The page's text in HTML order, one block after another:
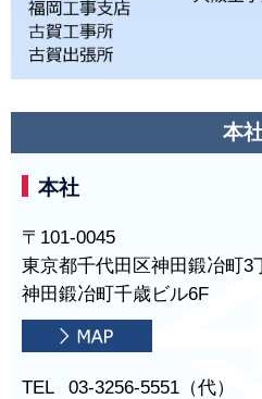
本
本社
〒101-0045
東京都千代田区神田鍛冶町3
神田鍛冶町千歳ビル6F
TEL
03-3256-5551（代）